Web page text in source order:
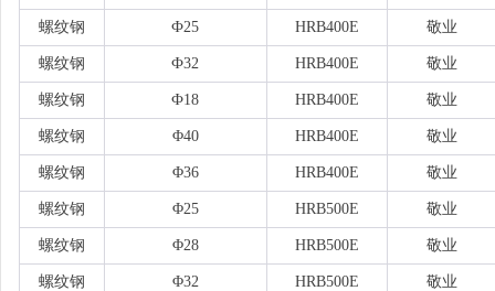
螺纹钢 Ф25 HRB400E 敬业
螺纹钢 Ф32 HRB400E 敬业
螺纹钢 Ф18 HRB400E 敬业
螺纹钢 Φ40 HRB400E 敬业
螺纹钢 Φ36 HRB400E 敬业
螺纹钢 Φ25 HRB500E 敬业
螺纹钢 Φ28 HRB500E 敬业
螺纹钢 Φ32 HRB500E 敬业